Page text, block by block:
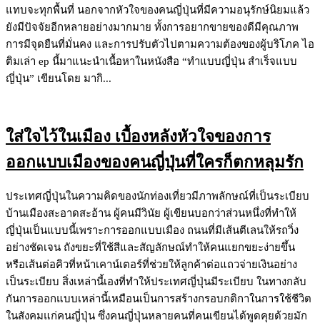
แทบจะทุกพื้นที่ นอกจากหัวใจของคนญี่ปุ่นที่มีความอนุรักษ์นิยมแล้ว
ยังมีปัจจัยอีกหลายอย่างมากมาย ทั้งการอยากขายของดีมีคุณภาพ
การมีจุดยืนที่มั่นคง และการปรับตัวไปตามความต้องของผู้บริโภค ไอ
ติมเล่า ep นี้มาแนะนำเนื้อหาในหนังสือ “ทำแบบญี่ปุ่น สำเร็จแบบ
ญี่ปุ่น” เขียนโดย มากิ...
ใส่ใจไว้ในเมือง เบื้องหลังหัวใจของการ
ออกแบบเมืองของคนญี่ปุ่นที่ใครก็ตกหลุมรัก
ประเทศญี่ปุ่นในความคิดของนักท่องเที่ยวมีภาพลักษณ์ที่เป็นระเบียบ
บ้านเมืองสะอาดสะอ้าน ผู้คนมีวินัย ผู้เขียนบอกว่าส่วนหนึ่งที่ทำให้
ญี่ปุ่นเป็นแบบนี้เพราะการออกแบบเมือง ถนนที่มีเส้นตีเลนให้รถวิ่ง
อย่างชัดเจน ถังขยะที่ใช้สีและสัญลักษณ์ทำให้คนแยกขยะง่ายขึ้น
หรือเส้นต่อคิวที่หน้าเคาน์เตอร์ที่ช่วยให้ลูกค้าต่อแถวจ่ายเงินอย่าง
เป็นระเบียบ สิ่งเหล่านี้เองที่ทำให้ประเทศญี่ปุ่นมีระเบียบ ในทางกลับ
กันการออกแบบเหล่านี้เหมือนเป็นการสร้างกรอบกติกาในการใช้ชีวิต
ในสังคมแก่คนญี่ปุ่น ซึ่งคนญี่ปุ่นหลายคนที่คนเขียนได้พูดคุยด้วยมัก